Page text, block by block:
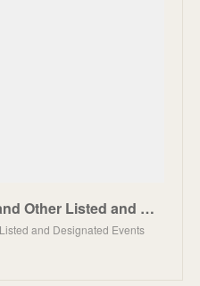
Ofcom Code on Sports and Other Listed and Designated Events - Wikipedia
and Designated Events